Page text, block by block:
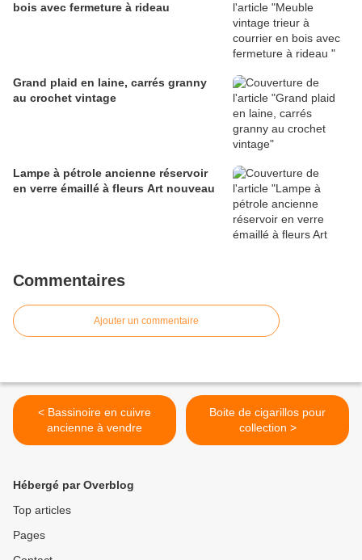
bois avec fermeture à rideau
Grand plaid en laine, carrés granny
au crochet vintage
Lampe à pétrole ancienne réservoir
en verre émaillé à fleurs Art nouveau
Commentaires
Ajouter un commentaire
< Bassinoire en cuivre
ancienne à vendre
Boite de cigarillos pour
collection >
Hébergé par Overblog
Top articles
Pages